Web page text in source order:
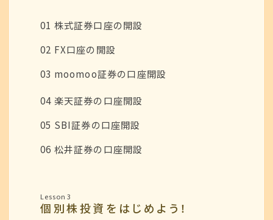
01 株式証券口座の開設
02 FX口座の開設
03 moomoo証券の口座開設
04 楽天証券の口座開設
05 SBI証券の口座開設
06 松井証券の口座開設
Lesson 3
個別株投資をはじめよう！